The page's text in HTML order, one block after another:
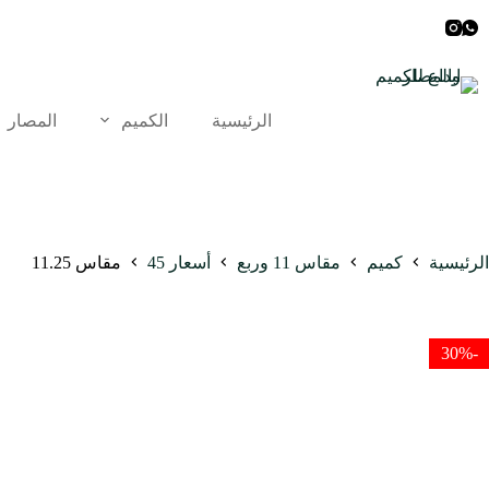
إلى
الرئيسية الكميم المصار
الرئيسية كميم مقاس 11 وربع أسعار 45 مقاس 11.25
-30%